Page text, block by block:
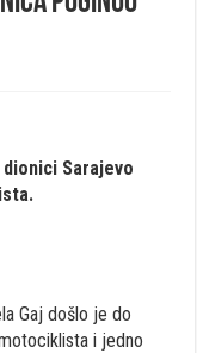
Sarajevo
Gaj došlo je do
i jedno